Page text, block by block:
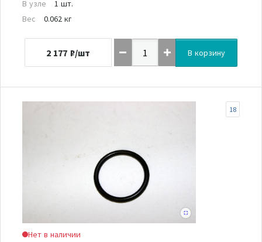
В узле
1 шт.
Вес
0.062 кг
2 177 ₽/шт В корзину
Нет в наличии
18